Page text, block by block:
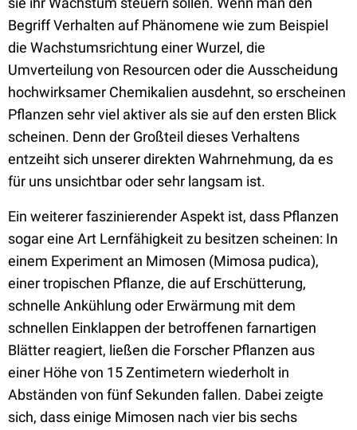
Begriff Verhalten auf Phänomene wie zum Beispiel
die Wachstumsrichtung einer Wurzel, die
Umverteilung von Resourcen oder die Ausscheidung
hochwirksamer Chemikalien ausdehnt, so erscheinen
Pflanzen sehr viel aktiver als sie auf den ersten Blick
scheinen. Denn der Großteil dieses Verhaltens
entzeiht sich unserer direkten Wahrnehmung, da es
für uns unsichtbar oder sehr langsam ist.
Ein weiterer faszinierender Aspekt ist, dass Pflanzen
sogar eine Art Lernfähigkeit zu besitzen scheinen: In
einem Experiment an Mimosen (Mimosa pudica),
einer tropischen Pflanze, die auf Erschütterung,
schnelle Ankühlung oder Erwärmung mit dem
schnellen Einklappen der betroffenen farnartigen
Blätter reagiert, ließen die Forscher Pflanzen aus
einer Höhe von 15 Zentimetern wiederholt in
Abständen von fünf Sekunden fallen. Dabei zeigte
sich, dass einige Mimosen nach vier bis sechs